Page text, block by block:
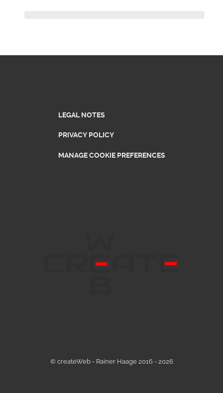
LEGAL NOTES
PRIVACY POLICY
MANAGE COOKIE PREFERENCES
© createWeb - Rainer Haage 2016 - 2026